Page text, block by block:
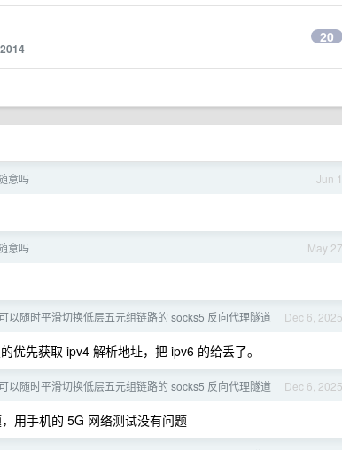
20
Jun 1
意吗
May 27
意吗
Dec 6, 2025
以随时平滑切换低层五元组链路的 socks5 反向代理隧道
优先获取 ipv4 解析地址，把 ipv6 的给丢了。
Dec 6, 2025
以随时平滑切换低层五元组链路的 socks5 反向代理隧道
用手机的 5G 网络测试没有问题